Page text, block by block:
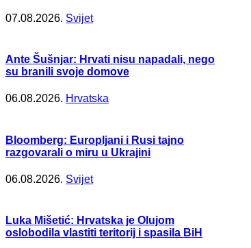
07.08.2026. Svijet
Ante Šušnjar: Hrvati nisu napadali, nego
su branili svoje domove
06.08.2026. Hrvatska
Bloomberg: Europljani i Rusi tajno
razgovarali o miru u Ukrajini
06.08.2026. Svijet
Luka Mišetić: Hrvatska je Olujom
oslobodila vlastiti teritorij i spasila BiH